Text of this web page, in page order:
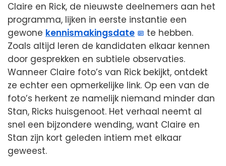
Claire en Rick, de nieuwste deelnemers aan het
programma, lijken in eerste instantie een
gewone kennismakingsdate
te hebben.
Zoals altijd leren de kandidaten elkaar kennen
door gesprekken en subtiele observaties.
Wanneer Claire foto’s van Rick bekijkt, ontdekt
ze echter een opmerkelijke link. Op een van de
foto’s herkent ze namelijk niemand minder dan
Stan, Ricks huisgenoot. Het verhaal neemt al
snel een bijzondere wending, want Claire en
Stan zijn kort geleden intiem met elkaar
geweest.